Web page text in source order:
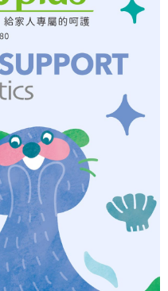
AFTEE先享後付」服務完成之交
，並將交易相關給付款項請求債
網址：
或監護人之同意方可使用
起之損失，本公司不負相關責
別帳號之用戶狀況，依本公司即
足之情形，本公司將視審查結果
註冊。若發現惡意使用之情形，
使用額度並採取法律行動。
費
運費